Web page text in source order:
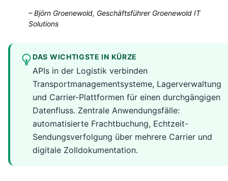
–Björn Groenewold, Geschäftsführer Groenewold IT
Solutions
DAS WICHTIGSTE IN KÜRZE
APIs in der Logistik verbinden
Transportmanagementsysteme, Lagerverwaltung
und Carrier-Plattformen für einen durchgängigen
Datenfluss. Zentrale Anwendungsfälle:
automatisierte Frachtbuchung, Echtzeit-
Sendungsverfolgung über mehrere Carrier und
digitale Zolldokumentation.